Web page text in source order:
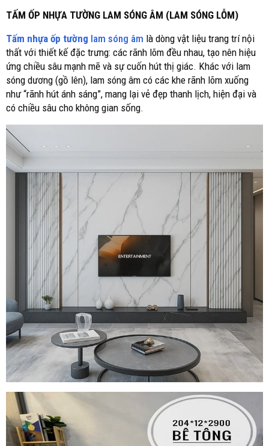
TẤM ỐP NHỰA TƯỜNG LAM SÓNG ÂM (LAM SÓNG LỖM)
Tấm nhựa ốp tường lam sóng âm là dòng vật liệu trang trí nội
thất với thiết kế đặc trưng: các rãnh lõm đều nhau, tạo nên hiệu
ứng chiều sâu mạnh mẽ và sự cuốn hút thị giác. Khác với lam
sóng dương (gồ lên), lam sóng âm có các khe rãnh lõm xuống
như “rãnh hút ánh sáng”, mang lại vẻ đẹp thanh lịch, hiện đại và
có chiều sâu cho không gian sống.